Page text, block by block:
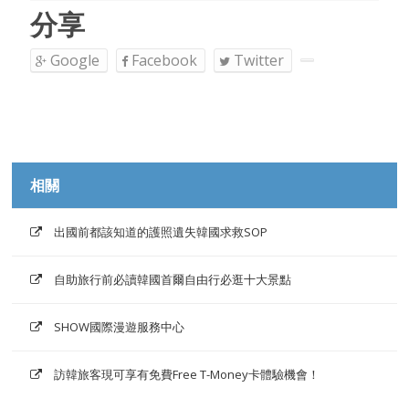
分享
Google Facebook Twitter
相關
出國前都該知道的護照遺失韓國求救SOP
自助旅行前必讀韓國首爾自由行必逛十大景點
SHOW國際漫遊服務中心
訪韓旅客現可享有免費Free T-Money卡體驗機會！